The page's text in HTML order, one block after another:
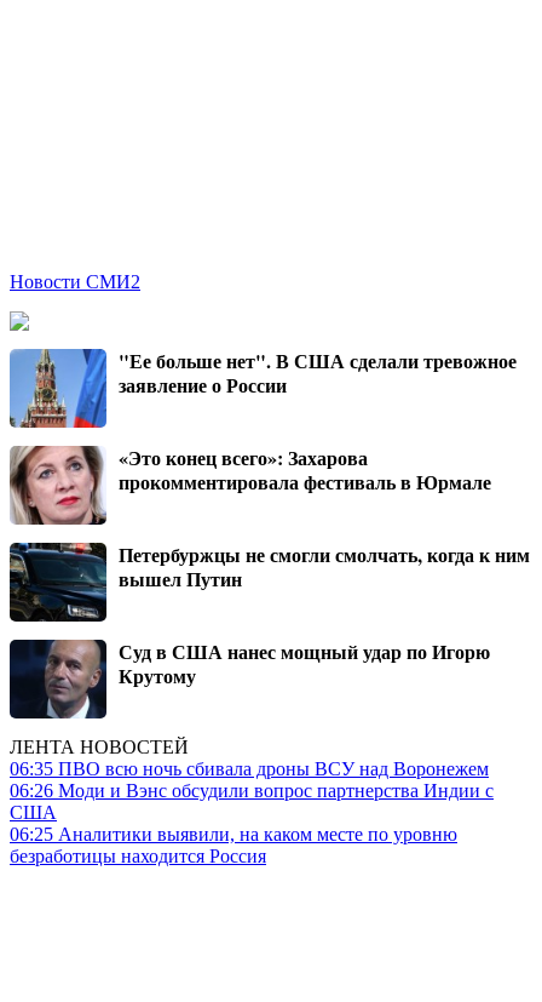
Новости СМИ2
"Ее больше нет". В США сделали тревожное
заявление о России
«Это конец всего»: Захарова
прокомментировала фестиваль в Юрмале
Петербуржцы не смогли смолчать, когда к ним
вышел Путин
Суд в США нанес мощный удар по Игорю
Крутому
ЛЕНТА НОВОСТЕЙ
06:35 ПВО всю ночь сбивала дроны ВСУ над Воронежем
06:26 Моди и Вэнс обсудили вопрос партнерства Индии с
США
06:25 Аналитики выявили, на каком месте по уровню
безработицы находится Россия